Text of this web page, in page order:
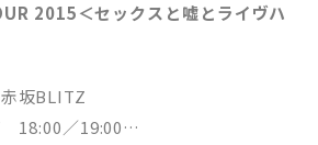
2015＜セックスと嘘とライヴハ
坂BLITZ
18:00／19:00